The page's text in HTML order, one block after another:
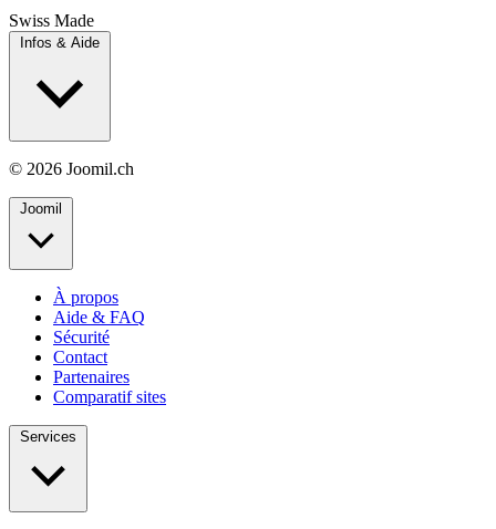
Swiss Made
Infos & Aide
© 2026 Joomil.ch
Joomil
À propos
Aide & FAQ
Sécurité
Contact
Partenaires
Comparatif sites
Services